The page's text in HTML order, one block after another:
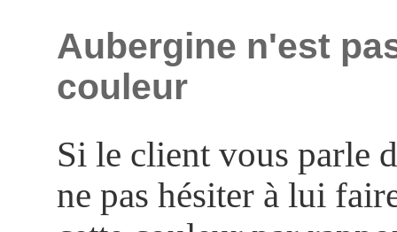
Aubergine n'est
couleur
Si le client vous parle
ne pas hésiter à lui